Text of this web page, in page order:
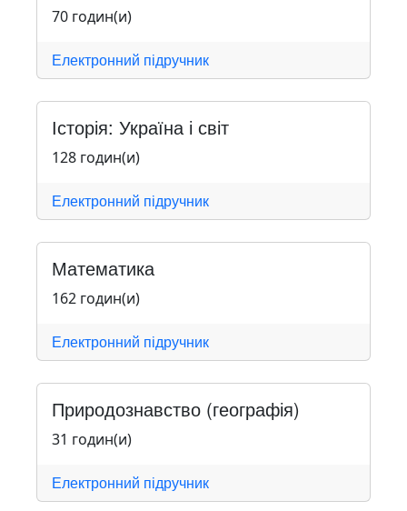
70 годин(и)
Електронний підручник
Історія: Україна і світ
128 годин(и)
Електронний підручник
Математика
162 годин(и)
Електронний підручник
Природознавство (географія)
31 годин(и)
Електронний підручник